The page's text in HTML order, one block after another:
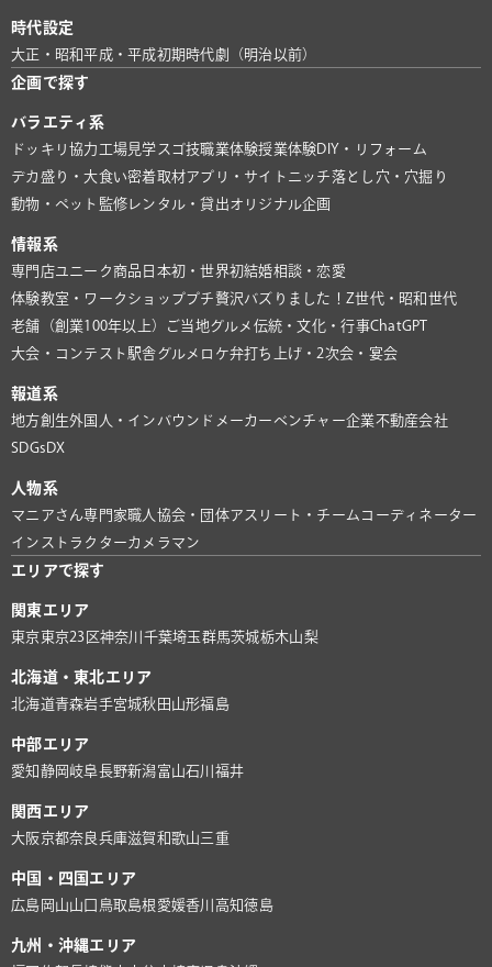
時代設定
大正・昭和平成・平成初期時代劇（明治以前）
企画で探す
バラエティ系
ドッキリ協力 工場見学 スゴ技職業体験授業体験 DIY・リフォーム
デカ盛り・大食い密着取材アプリ・サイト ニッチ落とし穴・穴掘り
動物・ペット 監修 レンタル・貸出オリジナル企画
情報系
専門店ユニーク商品 日本初・世界初結婚相談・恋愛
体験教室・ワークショッププチ贅沢バズりました！ Z世代・昭和世代
老舗（創業100年以上）
ご当地グルメ 伝統・文化・行事ChatGPT
大会・コンテスト 駅舎グルメ ロケ弁打ち上げ・2次会・宴会
報道系
地方創生外国人・インバウンド メーカー ベンチャー企業不動産会社
SDGs DX
人物系
マニアさん専門家 職人 協会・団体アスリート・チーム コーディネーター
インストラクターカメラマン
エリアで探す
関東エリア
東京 東京23区神奈川 千葉埼玉群馬茨城栃木山梨
北海道・東北エリア
北海道青森岩手宮城秋田 山形福島
中部エリア
愛知 静岡 岐阜長野新潟富山石川 福井
関西エリア
大阪京都奈良兵庫滋賀和歌山 三重
中国・四国エリア
広島 岡山山口 鳥取島根 愛媛香川 高知徳島
九州・沖縄エリア